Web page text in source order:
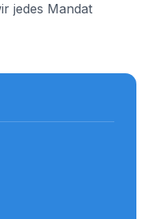
jedes Mandat